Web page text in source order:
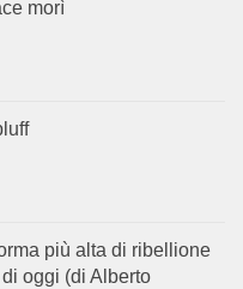
morì
più alta di ribellione
oggi (di Alberto